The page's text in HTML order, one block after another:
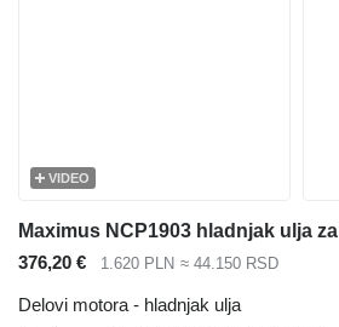
VIDEO
376,20 € 1.620 PLN ≈ 44.150 RSD
Delovi motora - hladnjak ulja